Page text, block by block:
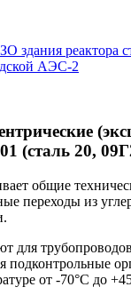
здания реактора
АЭС-2
(сталь 20,
общие
переходы из
для
подконтрольные
от -70°С до